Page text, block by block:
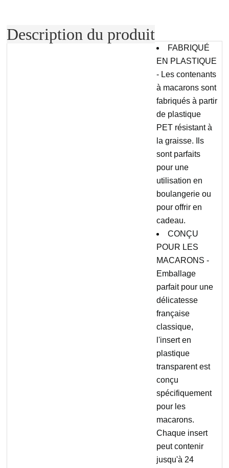
Description du produit
FABRIQUÉ
EN PLASTIQUE
- Les contenants
à macarons sont
fabriqués à partir
de plastique
PET résistant à
la graisse. Ils
sont parfaits
pour une
utilisation en
boulangerie ou
pour offrir en
cadeau.
CONÇU
POUR LES
MACARONS -
Emballage
parfait pour une
délicatesse
française
classique,
l'insert en
plastique
transparent est
conçu
spécifiquement
pour les
macarons.
Chaque insert
peut contenir
jusqu'à 24